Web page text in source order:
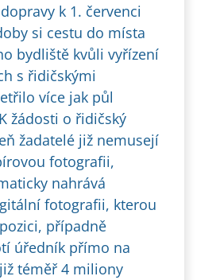
k 1. červenci
si cestu do místa
bydliště kvůli vyřízení
s řidičskými
více jak půl
žádosti o řidičský
žadatelé již nemusejí
fotografii,
nahrává
fotografii, kterou
případně
úředník přímo na
téměř 4 miliony